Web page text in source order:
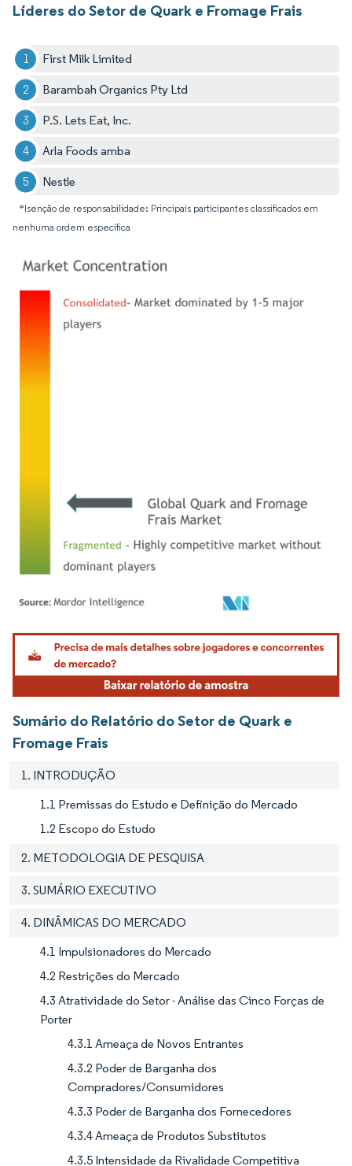
Líderes do Setor de Quark e Fromage Frais
First Milk Limited
Barambah Organics Pty Ltd
P.S. Lets Eat, Inc.
Arla Foods amba
Nestle
*Isenção de responsabilidade: Principais participantes classificados em
nenhuma ordem específica
Imagem © Mordor Intelligence. O reuso requer atribuição conforme CC BY 4.0.
Sumário do Relatório do Setor de Quark e
Fromage Frais
1. INTRODUÇÃO
1.1 Premissas do Estudo e Definição do Mercado
1.2 Escopo do Estudo
2. METODOLOGIA DE PESQUISA
3. SUMÁRIO EXECUTIVO
4. DINÂMICAS DO MERCADO
4.1 Impulsionadores do Mercado
4.2 Restrições do Mercado
4.3 Atratividade do Setor - Análise das Cinco Forças de
Porter
4.3.1 Ameaça de Novos Entrantes
4.3.2 Poder de Barganha dos
Compradores/Consumidores
4.3.3 Poder de Barganha dos Fornecedores
4.3.4 Ameaça de Produtos Substitutos
4.3.5 Intensidade da Rivalidade Competitiva